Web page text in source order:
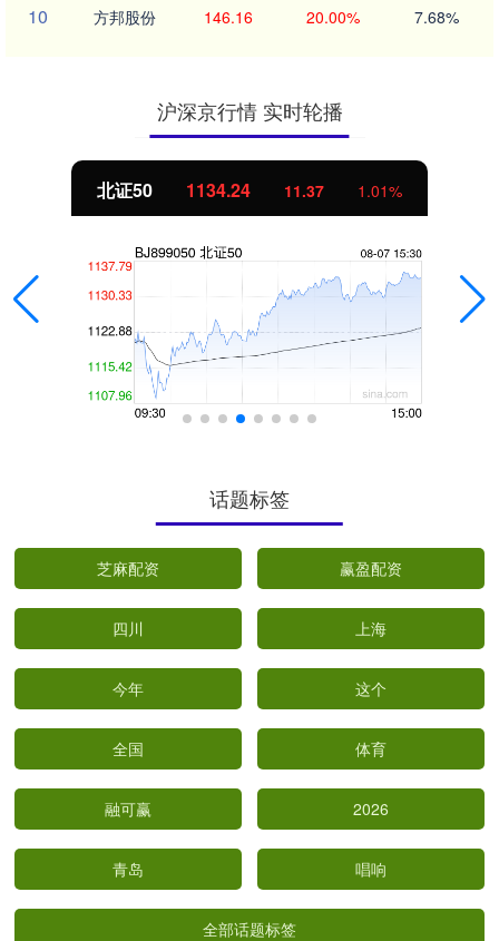
10 方邦股份 146.16 20.00% 7.68%
沪深京行情 实时轮播
北证50 1134.24 11.37 1.01%
话题标签
芝麻配资 赢盈配资
四川 上海
今年 这个
全国 体育
融可赢 2026
青岛 唱响
全部话题标签